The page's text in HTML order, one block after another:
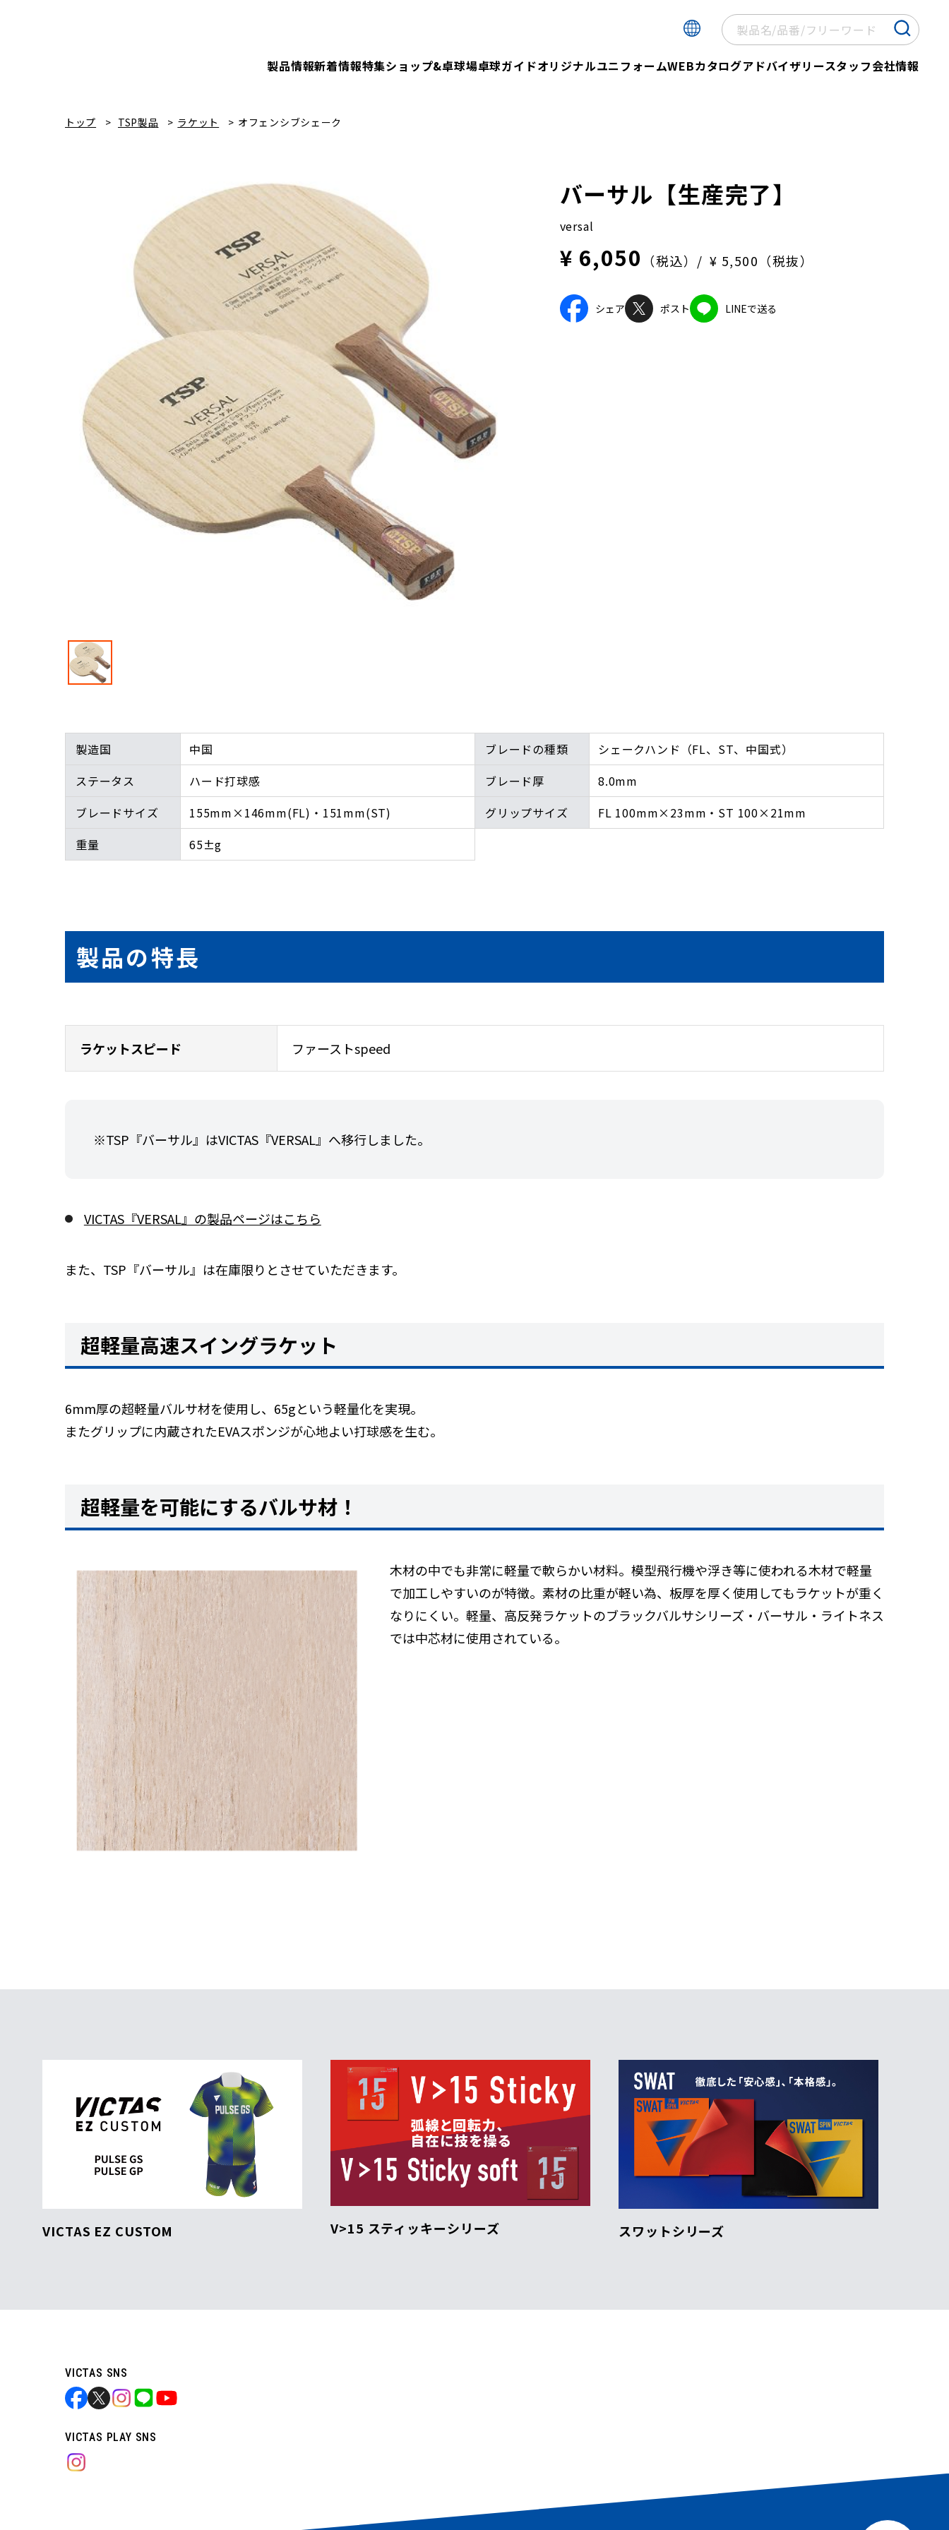
製品情報新着情報特集ショップ&卓球場卓球ガイドオリジナルユニフォームWEBカタログアドバイザリースタッフ会社情報
トップ TSP製品 ラケット オフェンシブシェーク
バーサル【生産完了】
versal
¥ 6,050 （税込） ¥ 5,500（税抜）
シェア ポスト LINEで送る
製造国 中国 ブレードの種類
シェークハンド（FL、ST、中国式）
ステータス
ハード打球感 ブレード厚
8.0mm
ブレードサイズ
155mm×146mm(FL)・151mm(ST) グリップサイズ
FL 100mm×23mm・ST 100×21mm
重量
65±g
製品の特長
ラケットスピード ファーストspeed
※TSP『バーサル』はVICTAS『VERSAL』へ移行しました。
VICTAS『VERSAL』の製品ページはこちら
また、TSP『バーサル』は在庫限りとさせていただきます。
超軽量高速スイングラケット
6mm厚の超軽量バルサ材を使用し、65gという軽量化を実現。
またグリップに内蔵されたEVAスポンジが心地よい打球感を生む。
超軽量を可能にするバルサ材！
木材の中でも非常に軽量で軟らかい材料。模型飛行機や浮き等に使われる木材で軽量
で加工しやすいのが特徴。素材の比重が軽い為、板厚を厚く使用してもラケットが重く
なりにくい。軽量、高反発ラケットのブラックバルサシリーズ・バーサル・ライトネス
では中芯材に使用されている。
VICTAS EZ CUSTOM V>15 スティッキーシリーズ スワットシリーズ
VICTAS SNS
VICTAS PLAY SNS